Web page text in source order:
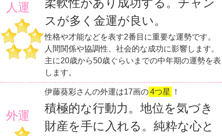
人運
スが多く金運が良い。
性格や才能などを表す2番目に重要な運勢です。
人間関係や協調性、社会的な成功に影響します。
主に20歳から50歳ぐらいまでの中年期の運勢を表
します。
外運
伊藤葵彩さんの外運は17画の4つ星 ！
積極的な行動力。地位を気づき
財産を手に入れる。純粋な心と